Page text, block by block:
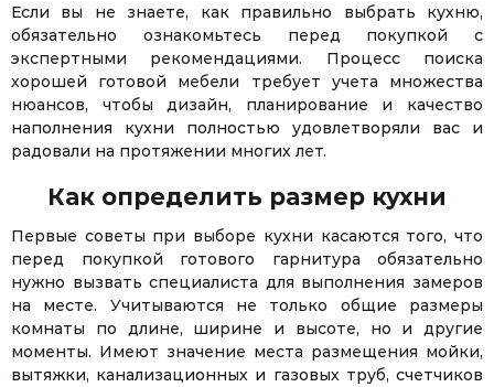
Если вы не знаете, как правильно выбрать кухню,
обязательно ознакомьтесь перед покупкой с
экспертными рекомендациями. Процесс поиска
хорошей готовой мебели требует учета множества
нюансов, чтобы дизайн, планирование и качество
наполнения кухни полностью удовлетворяли вас и
радовали на протяжении многих лет.
Как определить размер кухни
Первые советы при выборе кухни касаются того, что
перед покупкой готового гарнитура обязательно
нужно вызвать специалиста для выполнения замеров
на месте. Учитываются не только общие размеры
комнаты по длине, ширине и высоте, но и другие
моменты. Имеют значение места размещения мойки,
вытяжки, канализационных и газовых труб, счетчиков